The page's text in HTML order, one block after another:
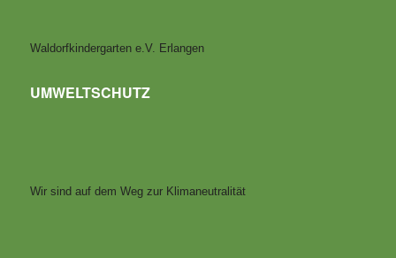
Waldorfkindergarten e.V. Erlangen
UMWELTSCHUTZ
Wir sind auf dem Weg zur Klimaneutralität